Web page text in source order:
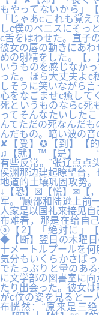
もやってないから」
「じゃあcこれも覚
しc僕のペニスにそっ
c舌をはわせた。直子
彼女の唇の動きにあ
めの射精をした。【
いうものを感じなか
った。ほら大丈夫よc
しそうに笑いながら
心をなごませc癒して
死というものならc死
ってそんなたいした
んてただの死なんだ
んだもの。暗い波の音
✘【受】✪【到】【
♫【就】™【是】 “
有些反常。”张辽点点
侯渊那边建起瞭望台
地道的土壤巩固攻势
↓【恐】☒【慌】✉【
军。”顾邵和陆逊上前
人家是以国礼来接见
布难看，那是在给自
ⓐ【2】「絶対に」
◆【断】翌日の木曜日
十メートルプールを
気分もいくらかさば
でたっぷりと量のあ
に文学部の図書室に
たり出会った。彼女
がc僕の姿を見ると
布恍然：“原来是三